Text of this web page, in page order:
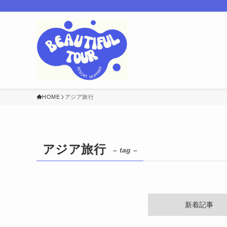
HOME アジア旅行
アジア旅行 – tag –
新着記事